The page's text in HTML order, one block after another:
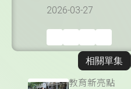
2026-03-27
相關單集
教育新亮點